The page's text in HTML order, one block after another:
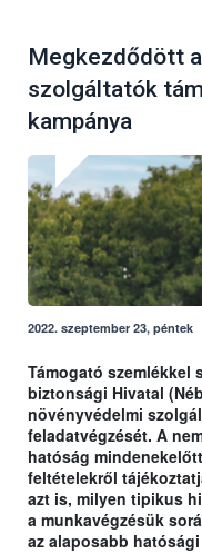
Megkezdődött
szolgáltatók
kampánya
2022. szeptember 23, péntek
Támogató szemlékkel
biztonsági Hivatal
növényvédelmi
feladatvégzését. A
hatóság
feltételekről
azt is, milyen tipikus
a munkavégzésük
az alaposabb